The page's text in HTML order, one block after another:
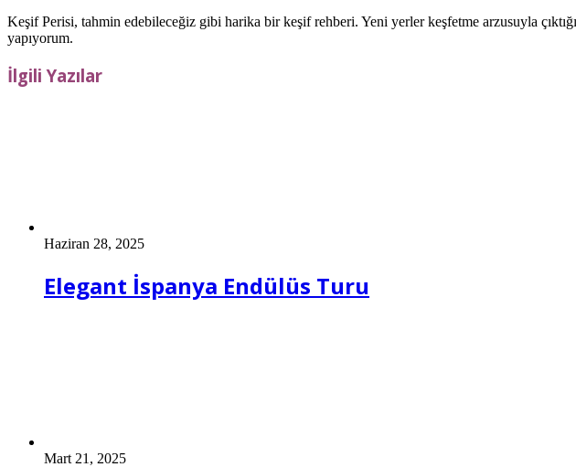
Keşif Perisi, tahmin edebileceğiz gibi harika bir keşif rehberi. Yeni yerler keşfetme arzusuyla
yapıyorum.
İlgili Yazılar
Haziran 28, 2025
Elegant İspanya Endülüs Turu
Mart 21, 2025